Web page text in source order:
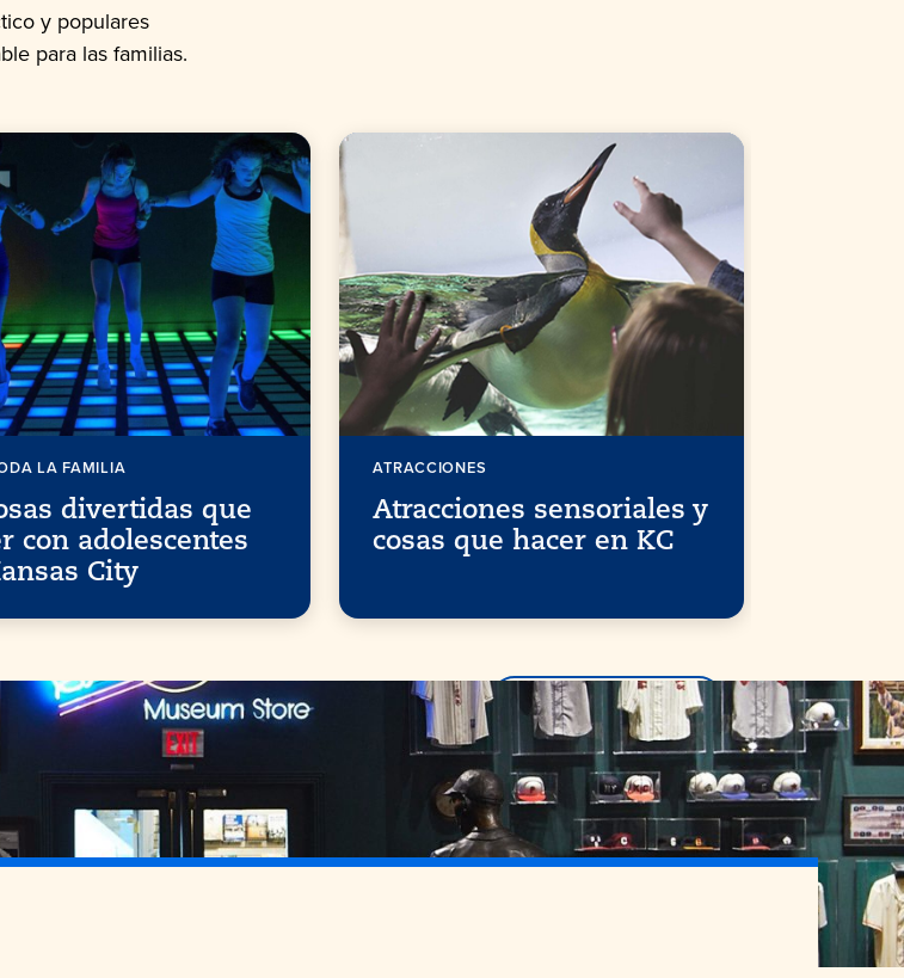
y populares
para las familias.
LA FAMILIA
divertidas que
con adolescentes
City
ATRACCIONES
Atracciones sensoriales y
cosas que hacer en KC
Más información